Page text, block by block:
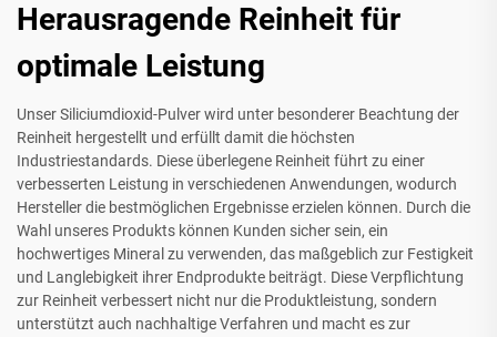
Herausragende Reinheit für
optimale Leistung
Unser Siliciumdioxid-Pulver wird unter besonderer Beachtung der
Reinheit hergestellt und erfüllt damit die höchsten
Industriestandards. Diese überlegene Reinheit führt zu einer
verbesserten Leistung in verschiedenen Anwendungen, wodurch
Hersteller die bestmöglichen Ergebnisse erzielen können. Durch die
Wahl unseres Produkts können Kunden sicher sein, ein
hochwertiges Mineral zu verwenden, das maßgeblich zur Festigkeit
und Langlebigkeit ihrer Endprodukte beiträgt. Diese Verpflichtung
zur Reinheit verbessert nicht nur die Produktleistung, sondern
unterstützt auch nachhaltige Verfahren und macht es zur